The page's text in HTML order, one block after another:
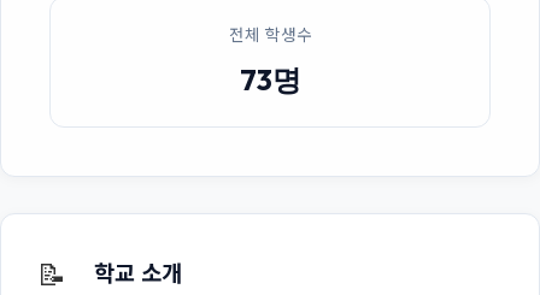
전체 학생수
73명
📝 학교 소개